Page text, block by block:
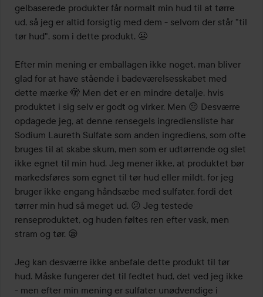
gelbaserede produkter får normalt min hud til at tørre
ud, så jeg er altid forsigtig med dem - selvom der står "til
tør hud", som i dette produkt. 😬
Efter min mening er emballagen ikke noget, man bliver
glad for at have stående i badeværelsesskabet med
dette mærke 🫣 Men det er en mindre detalje, hvis
produktet i sig selv er godt og virker. Men 😔 Desværre
opdagede jeg, at denne rensegels ingrediensliste har
Sodium Laureth Sulfate som anden ingrediens, som ofte
bruges til at skabe skum, men som er udtørrende og slet
ikke egnet til min hud. Jeg mener ikke, at produktet bør
markedsføres som egnet til tør hud eller mildt, for jeg
bruger ikke engang håndsæbe med sulfater, fordi det
tørrer min hud så meget ud. 😕 Jeg testede
renseproduktet, og huden føltes ren efter vask, men
stram og tør. 😪
Jeg kan desværre ikke anbefale dette produkt til tør
hud. Måske fungerer det til fedtet hud, det ved jeg ikke
- men efter min mening er sulfater unødvendige i